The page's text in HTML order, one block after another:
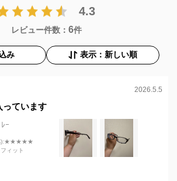
4.3
レビュー件数： 6件
み 表示：新しい順
2026.5.5
っています
ｰ
:★★★★★
ィット